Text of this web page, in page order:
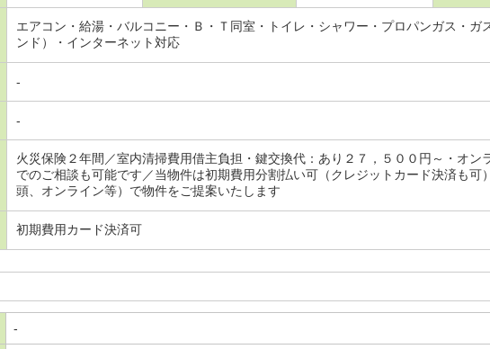
エアコン・給湯・バルコニー・Ｂ・Ｔ同室・トイレ・シャワー・プロパンガス・ガ
ンド）・インターネット対応
-
-
火災保険２年間／室内清掃費用借主負担・鍵交換代：あり２７，５００円～・オン
でのご相談も可能です／当物件は初期費用分割払い可（クレジットカード決済も可
頭、オンライン等）で物件をご提案いたします
初期費用カード決済可
-